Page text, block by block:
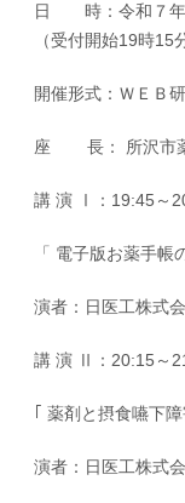
日 時：令和７年
（受付開始19時15
開催形式：ＷＥＢ
座 長： 所沢市
講 演 Ⅰ：19:45～
「 電子版お薬手帳
演者：日医工株
講 演 Ⅱ：20:15～
｢ 薬剤と摂食嚥下
演者：日医工株式